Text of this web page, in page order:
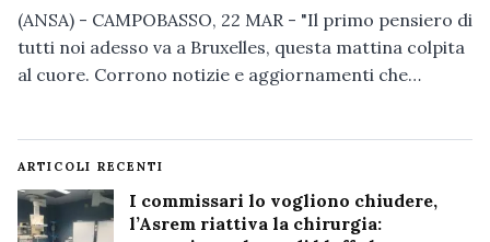
(ANSA) - CAMPOBASSO, 22 MAR - "Il primo pensiero di
tutti noi adesso va a Bruxelles, questa mattina colpita
al cuore. Corrono notizie e aggiornamenti che…
ARTICOLI RECENTI
I commissari lo vogliono chiudere,
l’Asrem riattiva la chirurgia: